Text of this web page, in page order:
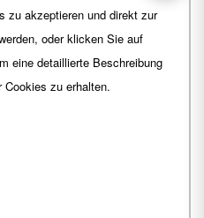
zu akzeptieren und direkt zur
oder klicken Sie auf
eine detaillierte Beschreibung
Cookies zu erhalten.